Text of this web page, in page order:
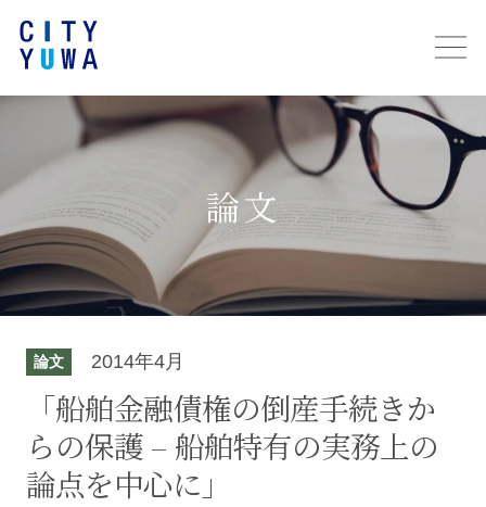
論文
論文 2014年4月
「船舶⾦融債権の倒産⼿続きか
らの保護 – 船舶特有の実務上の
論点を中⼼に」